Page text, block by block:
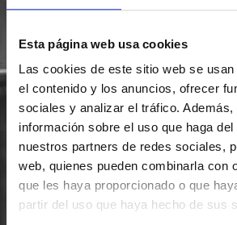
Esta página web usa cookies
Las cookies de este sitio web se
el contenido y los anuncios, ofrecer
sociales y analizar el tráfico. Además,
información sobre el uso que haga
nuestros partners de redes sociales,
web, quienes pueden combinarla con
que les haya proporcionado o que
partir del uso que haya hecho de sus